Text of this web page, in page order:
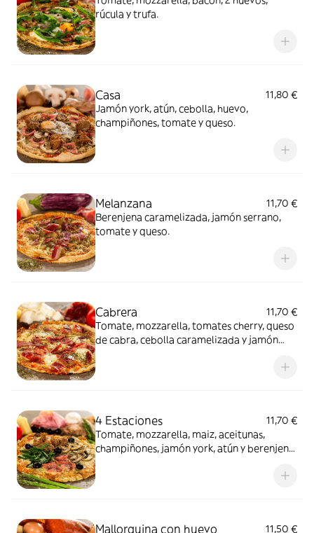
rúcula y trufa.
Casa
11,80 €
Jamón york, atún, cebolla, huevo,
champiñones, tomate y queso.
Melanzana
11,70 €
Berenjena caramelizada, jamón serrano,
tomate y queso.
Cabrera
11,70 €
Tomate, mozzarella, tomates cherry, queso
de cabra, cebolla caramelizada y jamón
4 Estaciones
11,70 €
Tomate, mozzarella, maiz, aceitunas,
champiñones, jamón york, atún y berenjena
Mallorquina con huevo
11,50 €